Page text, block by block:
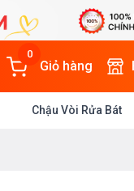
0
Giỏ hàng
Chậu Vòi Rửa Bát